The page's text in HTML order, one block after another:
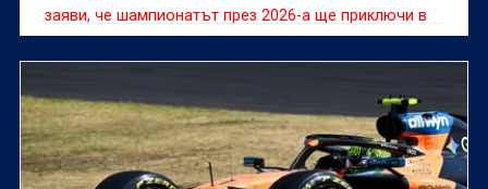
заяви, че шампионатът през 2026-a ще приключи в
Европа, ако конфликтът в Близкия изток направи
невъзможно провеждането на състезанията в
Катар и Абу Даби